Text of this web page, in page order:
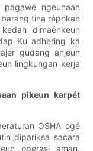
ngeunaan
tina répokan
dimaénkeun
Ku adhering ka
gudang anjeun
lingkungan kerja
pikeun karpét
OSHA ogé
dipariksa sacara
operasi aman.